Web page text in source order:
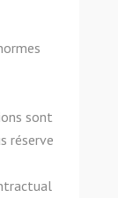
sont
réserve